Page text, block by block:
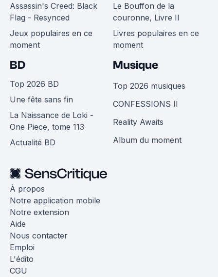
Assassin's Creed: Black
Flag - Resynced
Jeux populaires en ce
moment
Le Bouffon de la
couronne, Livre II
Livres populaires en ce
moment
BD
Top 2026 BD
Une fête sans fin
La Naissance de Loki -
One Piece, tome 113
Actualité BD
Musique
Top 2026 musiques
CONFESSIONS II
Reality Awaits
Album du moment
À propos
Notre application mobile
Notre extension
Aide
Nous contacter
Emploi
L'édito
CGU